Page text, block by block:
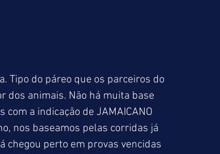
Tipo do páreo que os parceiros do
dos animais. Não há muita base
a indicação de JAMAICANO
nos baseamos pelas corridas já
chegou perto em provas vencidas